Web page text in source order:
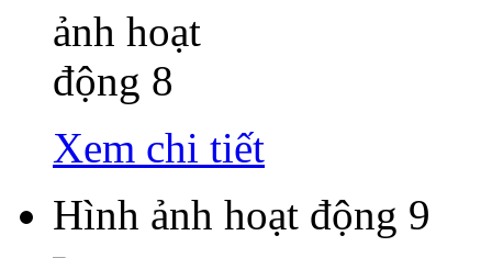
Xem chi tiết
Hình ảnh hoạt động 9